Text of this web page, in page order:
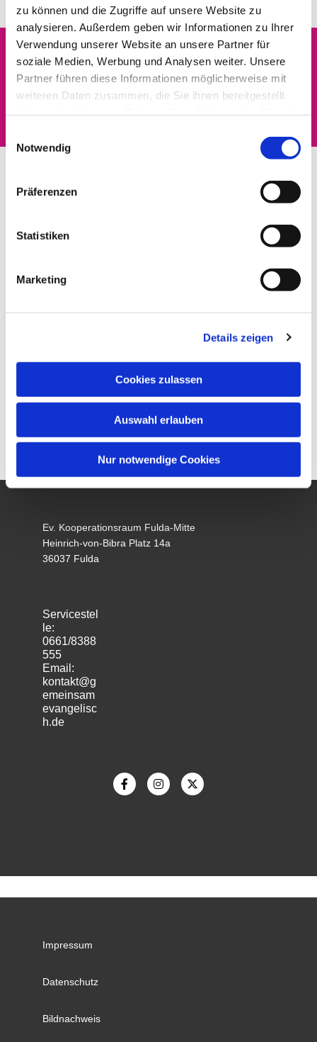
zu können und die Zugriffe auf unsere Website zu
analysieren. Außerdem geben wir Informationen zu Ihrer
Verwendung unserer Website an unsere Partner für
soziale Medien, Werbung und Analysen weiter. Unsere
Partner führen diese Informationen möglicherweise mit
weiteren Daten zusammen, die Sie ihnen bereitgestellt
Notwendig
Präferenzen
Statistiken
Marketing
Details zeigen
Cookies zulassen
Auswahl erlauben
Nur notwendige Cookies
Dies könnte Sie auch
interessieren
Ev. Kooperationsraum Fulda-Mitte
Heinrich-von-Bibra Platz 14a
36037 Fulda
Servicestel
le:
0661/8388
555
Email:
kontakt@g
emeinsam
evangelisc
h.de
Impressum
Datenschutz
Bildnachweis